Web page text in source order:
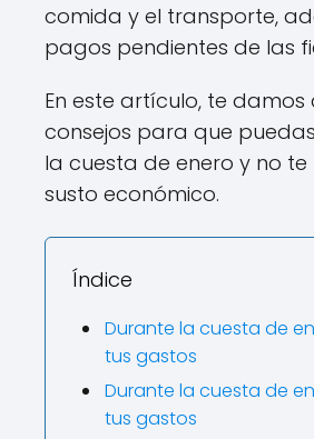
comida y el transporte,
pagos pendientes de las
En este artículo, te damos
consejos para que
la cuesta de enero y no te
susto económico.
Índice
Durante la cuesta de
tus gastos
Durante la cuesta de
tus gastos